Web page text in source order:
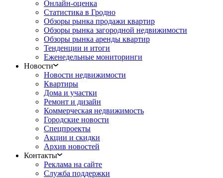
Онлайн-оценка
Статистика в Гродно
Обзоры рынка продажи квартир
Обзоры рынка загородной недвижимости
Обзоры рынка аренды квартир
Тенденции и итоги
Еженедельные мониторинги
Новости
Новости недвижимости
Квартиры
Дома и участки
Ремонт и дизайн
Коммерческая недвижимость
Городские новости
Спецпроекты
Акции и скидки
Архив новостей
Контакты
Реклама на сайте
Служба поддержки